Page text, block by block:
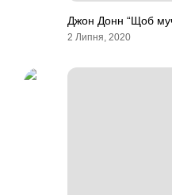
Джон Донн “Щоб
2 Липня, 2020